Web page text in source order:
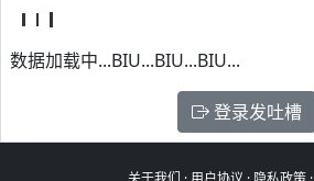
数据加载中...BIU...BIU...BIU...
登录发吐槽